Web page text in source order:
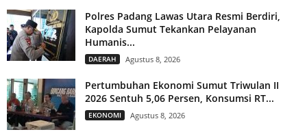
Polres Padang Lawas Utara Resmi Berdiri,
Kapolda Sumut Tekankan Pelayanan
Humanis...
DAERAH Agustus 8, 2026
Pertumbuhan Ekonomi Sumut Triwulan II
2026 Sentuh 5,06 Persen, Konsumsi RT...
EKONOMI Agustus 8, 2026